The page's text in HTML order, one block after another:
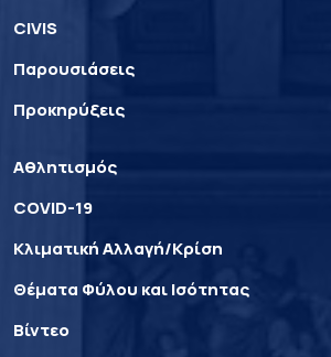
CIVIS
Παρουσιάσεις
Προκηρύξεις
Αθλητισμός
COVID-19
Κλιματική Αλλαγή/Κρίση
Θέματα Φύλου και Ισότητας
Βίντεο